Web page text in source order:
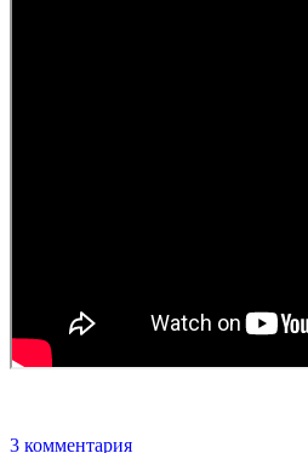
3 комментария